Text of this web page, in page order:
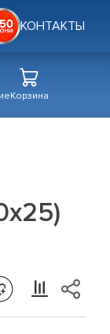
КОНТАКТЫ
Корзина